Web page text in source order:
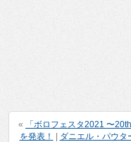
«
「ボロフェスタ2021 〜
を発表！
ダニエル・パウタ